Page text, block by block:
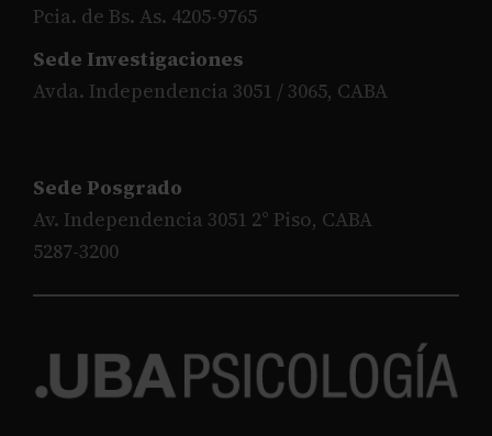
Pcia. de Bs. As. 4205-9765
Sede Investigaciones
Avda. Independencia 3051 / 3065, CABA
Sede Posgrado
Av. Independencia 3051 2° Piso, CABA
5287-3200